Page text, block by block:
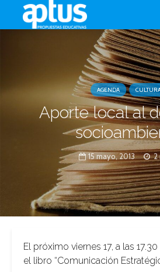
AGENDA
Aporte local al
15 mayo, 2013 2
El próximo viernes 17, a las
el libro “Comunicación